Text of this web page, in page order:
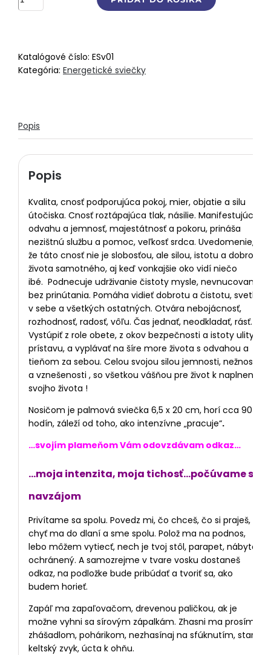
Vznešenosť…
Katalógové číslo: ESv01
Kategória: Energetické sviečky
Popis
Popis
Kvalita, cnosť podporujúca pokoj, mier, objatie a silu
útočiska. Cnosť roztápajúca tlak, násilie. Manifestujúca
odvahu a jemnosť, majestátnosť a pokoru, prináša
nezištnú službu a pomoc, veľkosť srdca. Uvedomenie,
že táto cnosť nie je slobosťou, ale silou, istotu a dobrotu
života samotného, aj keď vonkajšie oko vidí niečo
ibé. Podnecuje udrživanie čistoty mysle, nevnucovanie,
bez prinútania. Pomáha vidieť dobrotu a čistotu, svetlo
v sebe a všetkých ostatných. Otvára nebojácnosť,
rozhodnosť, radosť, vôľu. Čas jednať, neodkladať, rásť.
Vystúpiť z role obete, z okov bezpečnosti a istoty ulity, z
prístavu, a vyplávať na šíre more života s odvahou a
tieňom za sebou. Celou svojou silou jemnosti, nežnosti
a vznešenosti , so všetkou vášňou pre život k naplneniu
svojho života !
Nosičom je palmová sviečka 6,5 x 20 cm, horí cca 90
hodín, záleží od toho, ako intenzívne „pracuje“.
…svojím plameňom Vám odovzdávam odkaz…
…moja intenzita, moja tichosť…počúvame sa
navzájom
Privítame sa spolu. Povedz mi, čo chceš, čo si praješ,
chyť ma do dlaní a sme spolu. Polož ma na podnos,
lebo môžem vytiecť, nech je tvoj stôl, parapet, nábytok
ochránený. A samozrejme v tvare vosku dostaneš
odkaz, na podložke bude pribúdať a tvoriť sa, ako
budem horieť.
Zapáľ ma zapaľovačom, drevenou paličkou, ak je
možne vyhni sa sírovým zápalkám. Zhasni ma prosím
zhášadlom, pohárikom, nezhasínaj na sfúknutím, starý
keltský zvyk, úcta k ohňu.